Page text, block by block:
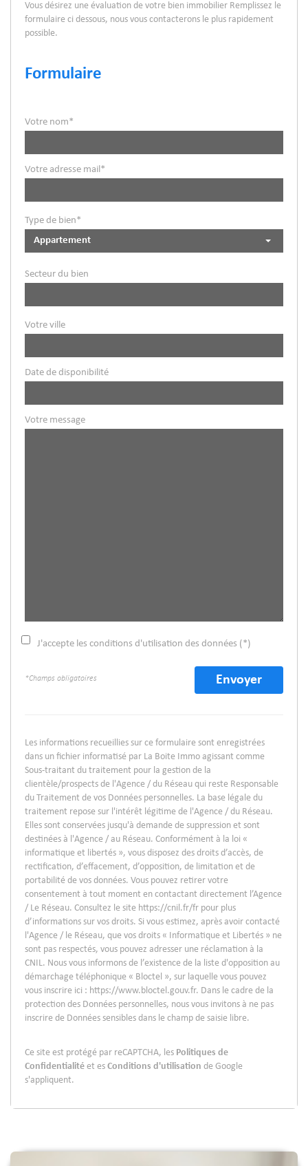
Vous désirez une évaluation de votre bien immobilier Remplissez le
formulaire ci dessous, nous vous contacterons le plus rapidement
possible.
Formulaire
Votre nom*
Votre adresse mail*
Type de bien*
Appartement
Secteur du bien
Votre ville
Date de disponibilité
Votre message
J'accepte les conditions d'utilisation des données (*)
Envoyer
*Champs obligatoires
Les informations recueillies sur ce formulaire sont enregistrées
dans un fichier informatisé par La Boite Immo agissant comme
Sous-traitant du traitement pour la gestion de la
clientèle/prospects de l'Agence / du Réseau qui reste Responsable
du Traitement de vos Données personnelles. La base légale du
traitement repose sur l'intérêt légitime de l'Agence / du Réseau.
Elles sont conservées jusqu'à demande de suppression et sont
destinées à l'Agence / au Réseau. Conformément à la loi «
informatique et libertés », vous disposez des droits d’accès, de
rectification, d’effacement, d’opposition, de limitation et de
portabilité de vos données. Vous pouvez retirer votre
consentement à tout moment en contactant directement l’Agence
/ Le Réseau. Consultez le site https://cnil.fr/fr pour plus
d’informations sur vos droits. Si vous estimez, après avoir contacté
l'Agence / le Réseau, que vos droits « Informatique et Libertés » ne
sont pas respectés, vous pouvez adresser une réclamation à la
CNIL. Nous vous informons de l’existence de la liste d'opposition au
démarchage téléphonique « Bloctel », sur laquelle vous pouvez
vous inscrire ici : https://www.bloctel.gouv.fr. Dans le cadre de la
protection des Données personnelles, nous vous invitons à ne pas
inscrire de Données sensibles dans le champ de saisie libre.
Ce site est protégé par reCAPTCHA, les Politiques de
Confidentialité et es Conditions d'utilisation de Google
s'appliquent.